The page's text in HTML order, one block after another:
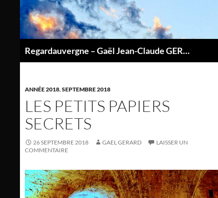
contenu
Regardauvergne – Gaël Jean-Claude GERARD
ANNÉE 2018,SEPTEMBRE 2018
LES PETITS PAPIERS
SECRETS
26 SEPTEMBRE 2018 GAEL GERARD
LAISSER UN
COMMENTAIRE